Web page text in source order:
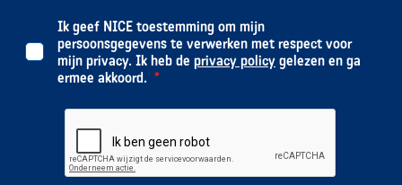
Ik geef NICE toestemming om mijn
persoonsgegevens te verwerken met respect voor
mijn privacy. Ik heb de privacy policy gelezen en ga
ermee akkoord.